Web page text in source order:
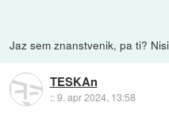
Jaz sem znanstvenik, pa ti?
TESKAn
::9. apr 2024, 13:58